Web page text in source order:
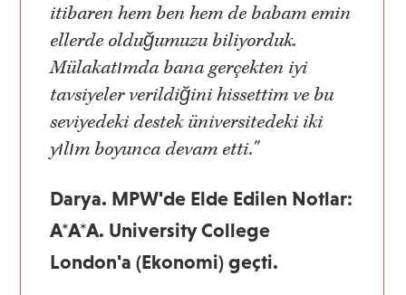
itibaren hem ben hem de babam emin
ellerde olduğumuzu biliyorduk.
Mülakatımda bana gerçekten iyi
tavsiyeler verildiğini hissettim ve bu
seviyedeki destek üniversitedeki iki
yılım boyunca devam etti."
Darya. MPW'de Elde Edilen Notlar:
A*A*A. University College
London'a (Ekonomi) geçti.